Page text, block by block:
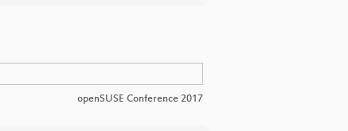
openSUSE Conference 2017